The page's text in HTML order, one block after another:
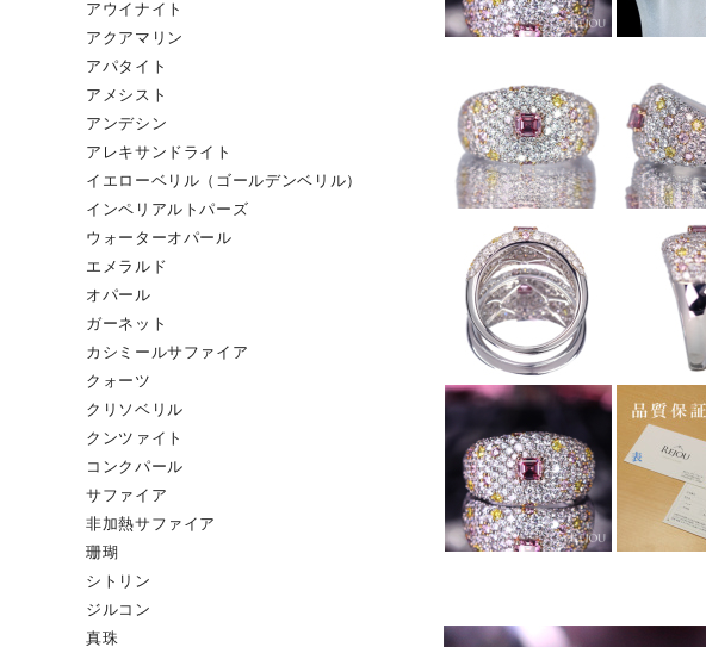
アウイナイト
アクアマリン
アパタイト
アメシスト
アンデシン
アレキサンドライト
イエローベリル（ゴールデンベリル）
インペリアルトパーズ
ウォーターオパール
エメラルド
オパール
ガーネット
カシミールサファイア
クォーツ
クリソベリル
クンツァイト
コンクパール
サファイア
非加熱サファイア
珊瑚
シトリン
ジルコン
真珠